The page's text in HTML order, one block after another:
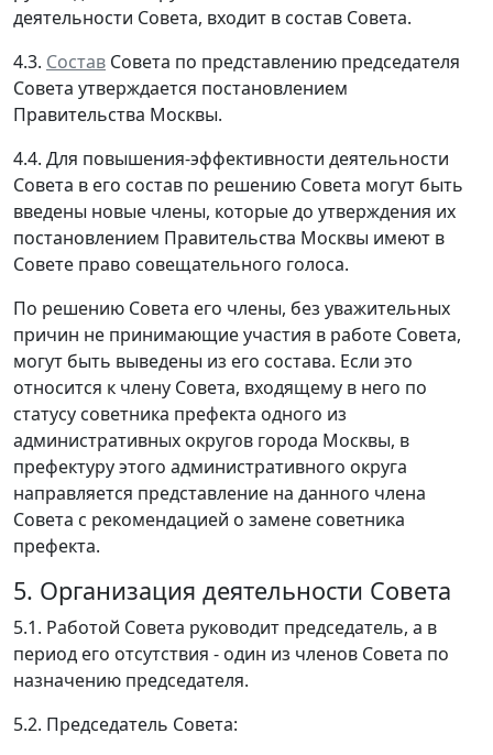
деятельности Совета, входит в состав Совета.
4.3. Состав Совета по представлению председателя
Совета утверждается постановлением
Правительства Москвы.
4.4. Для повышения-эффективности деятельности
Совета в его состав по решению Совета могут быть
введены новые члены, которые до утверждения их
постановлением Правительства Москвы имеют в
Совете право совещательного голоса.
По решению Совета его члены, без уважительных
причин не принимающие участия в работе Совета,
могут быть выведены из его состава. Если это
относится к члену Совета, входящему в него по
статусу советника префекта одного из
административных округов города Москвы, в
префектуру этого административного округа
направляется представление на данного члена
Совета с рекомендацией о замене советника
префекта.
5. Организация деятельности Совета
5.1. Работой Совета руководит председатель, а в
период его отсутствия - один из членов Совета по
назначению председателя.
5.2. Председатель Совета: